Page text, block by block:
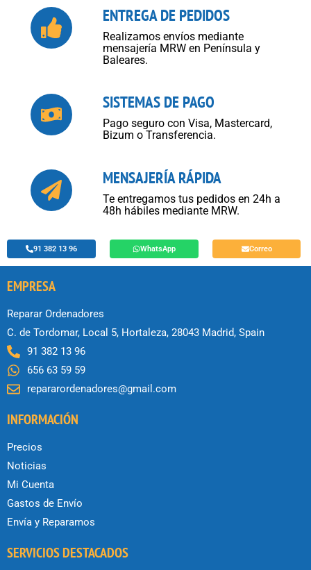
ENTREGA DE PEDIDOS
Realizamos envíos mediante
mensajería MRW en Península y
Baleares.
SISTEMAS DE PAGO
Pago seguro con Visa, Mastercard,
Bizum o Transferencia.
MENSAJERÍA RÁPIDA
Te entregamos tus pedidos en 24h a
48h hábiles mediante MRW.
91 382 13 96 WhatsApp Correo
EMPRESA
Reparar Ordenadores
C. de Tordomar, Local 5, Hortaleza, 28043 Madrid, Spain
91 382 13 96
656 63 59 59
repararordenadores@gmail.com
INFORMACIÓN
Precios
Noticias
Mi Cuenta
Gastos de Envío
Envía y Reparamos
SERVICIOS DESTACADOS